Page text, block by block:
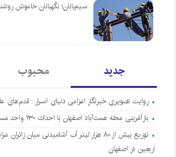
سیم‌بانان؛ نگهبانان خاموش
جدید محبوب
روایت تصویری خبرنگار اعزامی دنیای اسرار : قدم‌های
بازآفرینی محله همت‌آباد اصفهان با احداث ۱۳۰ واحد مسکونی جدید آغاز می‌شود
توزیع بیش از ۸۰ هزار لیتر آب آشامیدنی میان
اربعین در اصفهان